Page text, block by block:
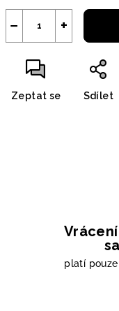
+
−
Zeptat se Sdílet
platí